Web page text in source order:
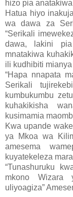
hizo pia
Hatua hiyo
wa dawa za
“Serikali
dawa, lakini pia
mnatakiwa
ili kudhibiti
“Hapa nnapata
Serikali
kumbukumbu
kuhakikisha
kusimamia
Kwa upande
ya Mkoa wa
amesema
kuyatekeleza
“Tunashuruku
mkono Wizara
uliyoagiza”